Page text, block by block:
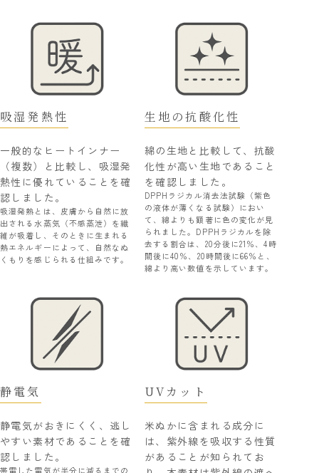
吸湿発熱性
一般的なヒートインナー
（複数）と比較し、吸湿発
熱性に優れていることを確
認しました。
吸湿発熱とは、皮膚から自然に放
出される水蒸気（不感蒸泄）を繊
維が吸着し、そのときに生まれる
熱エネルギーによって、自然なぬ
くもりを感じられる仕組みです。
生地の抗酸化性
綿の生地と比較して、抗酸
化性が高い生地であること
を確認しました。
DPPHラジカル消去法試験（紫色
の液体が薄くなる試験）におい
て、綿よりも顕著に色の変化が見
られました。DPPHラジカルを除
去する割合は、20分後に21％、4時
間後に40％、20時間後に66％と、
綿より高い数値を示しています。
静電気
静電気がおきにくく、逃し
やすい素材であることを確
認しました。
帯電した電気が半分に減るまでの
UVカット
米ぬかに含まれる成分に
は、紫外線を吸収する性質
があることが知られてお